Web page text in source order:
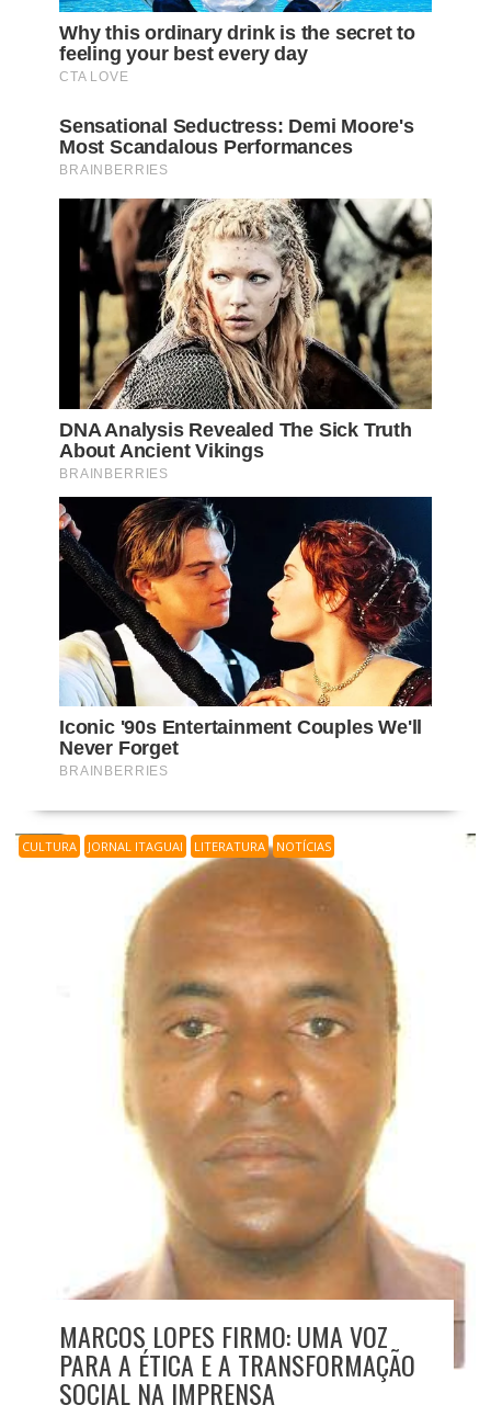
CULTURA JORNAL ITAGUAI LITERATURA NOTÍCIAS
MARCOS LOPES FIRMO: UMA VOZ
PARA A ÉTICA E A TRANSFORMAÇÃO
SOCIAL NA IMPRENSA